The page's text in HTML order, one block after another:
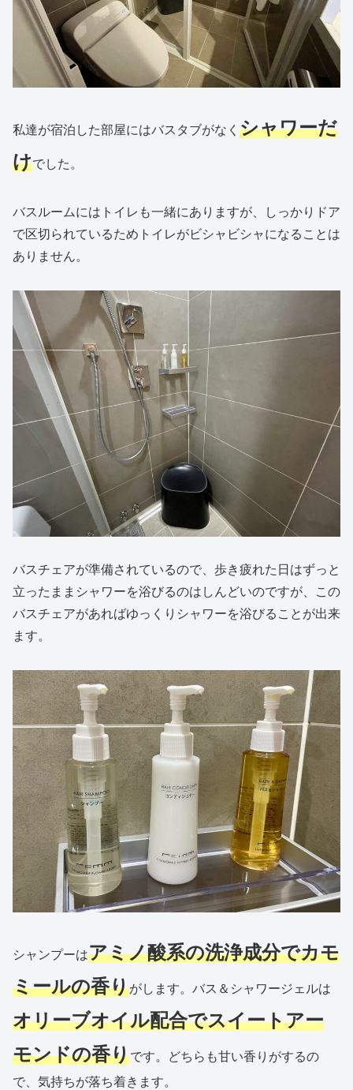
私達が宿泊した部屋にはバスタブがなく シャワーだ
けでした。
バスルームにはトイレも一緒にありますが、しっかりドア
で区切られているためトイレがビシャビシャになることは
ありません。
バスチェアが準備されているので、歩き疲れた日はずっと
立ったままシャワーを浴びるのはしんどいのですが、この
バスチェアがあればゆっくりシャワーを浴びることが出来
ます。
シャンプーはアミノ酸系の洗浄成分でカモ
ミールの香りがします。バス＆シャワージェルは
オリーブオイル配合でスイートアー
モンドの香りです。どちらも甘い香りがするの
で、気持ちが落ち着きます。